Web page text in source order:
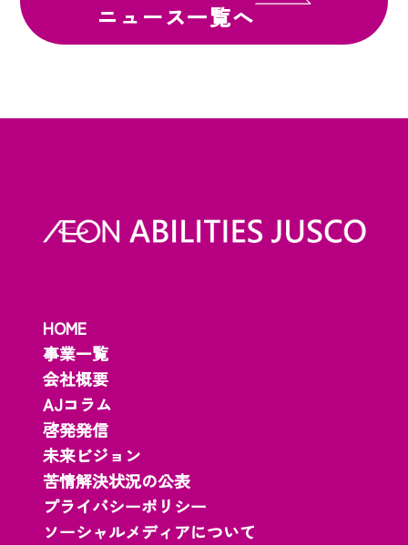
ニュース一覧へ
HOME
事業一覧
会社概要
AJコラム
啓発発信
未来ビジョン
苦情解決状況の公表
プライバシーポリシー
ソーシャルメディアについて